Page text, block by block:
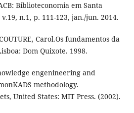
Biblioteconomia em Santa
n.1, p. 111-123, jan./jun. 2014.
Carol.Os fundamentos da
Dom Quixote. 1998.
engenineering and
methodology.
United States: MIT Press. (2002).